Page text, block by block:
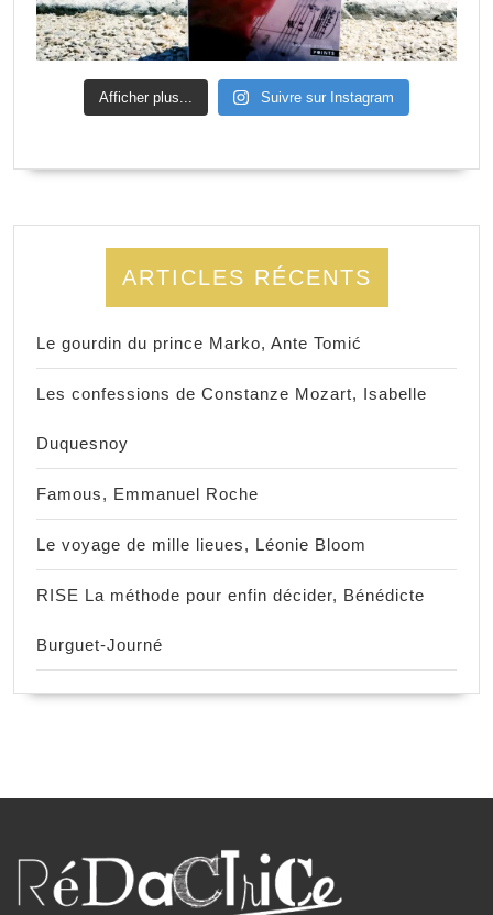
Afficher plus... Suivre sur Instagram
ARTICLES RÉCENTS
Le gourdin du prince Marko, Ante Tomić
Les confessions de Constanze Mozart, Isabelle
Duquesnoy
Famous, Emmanuel Roche
Le voyage de mille lieues, Léonie Bloom
RISE La méthode pour enfin décider, Bénédicte
Burguet-Journé